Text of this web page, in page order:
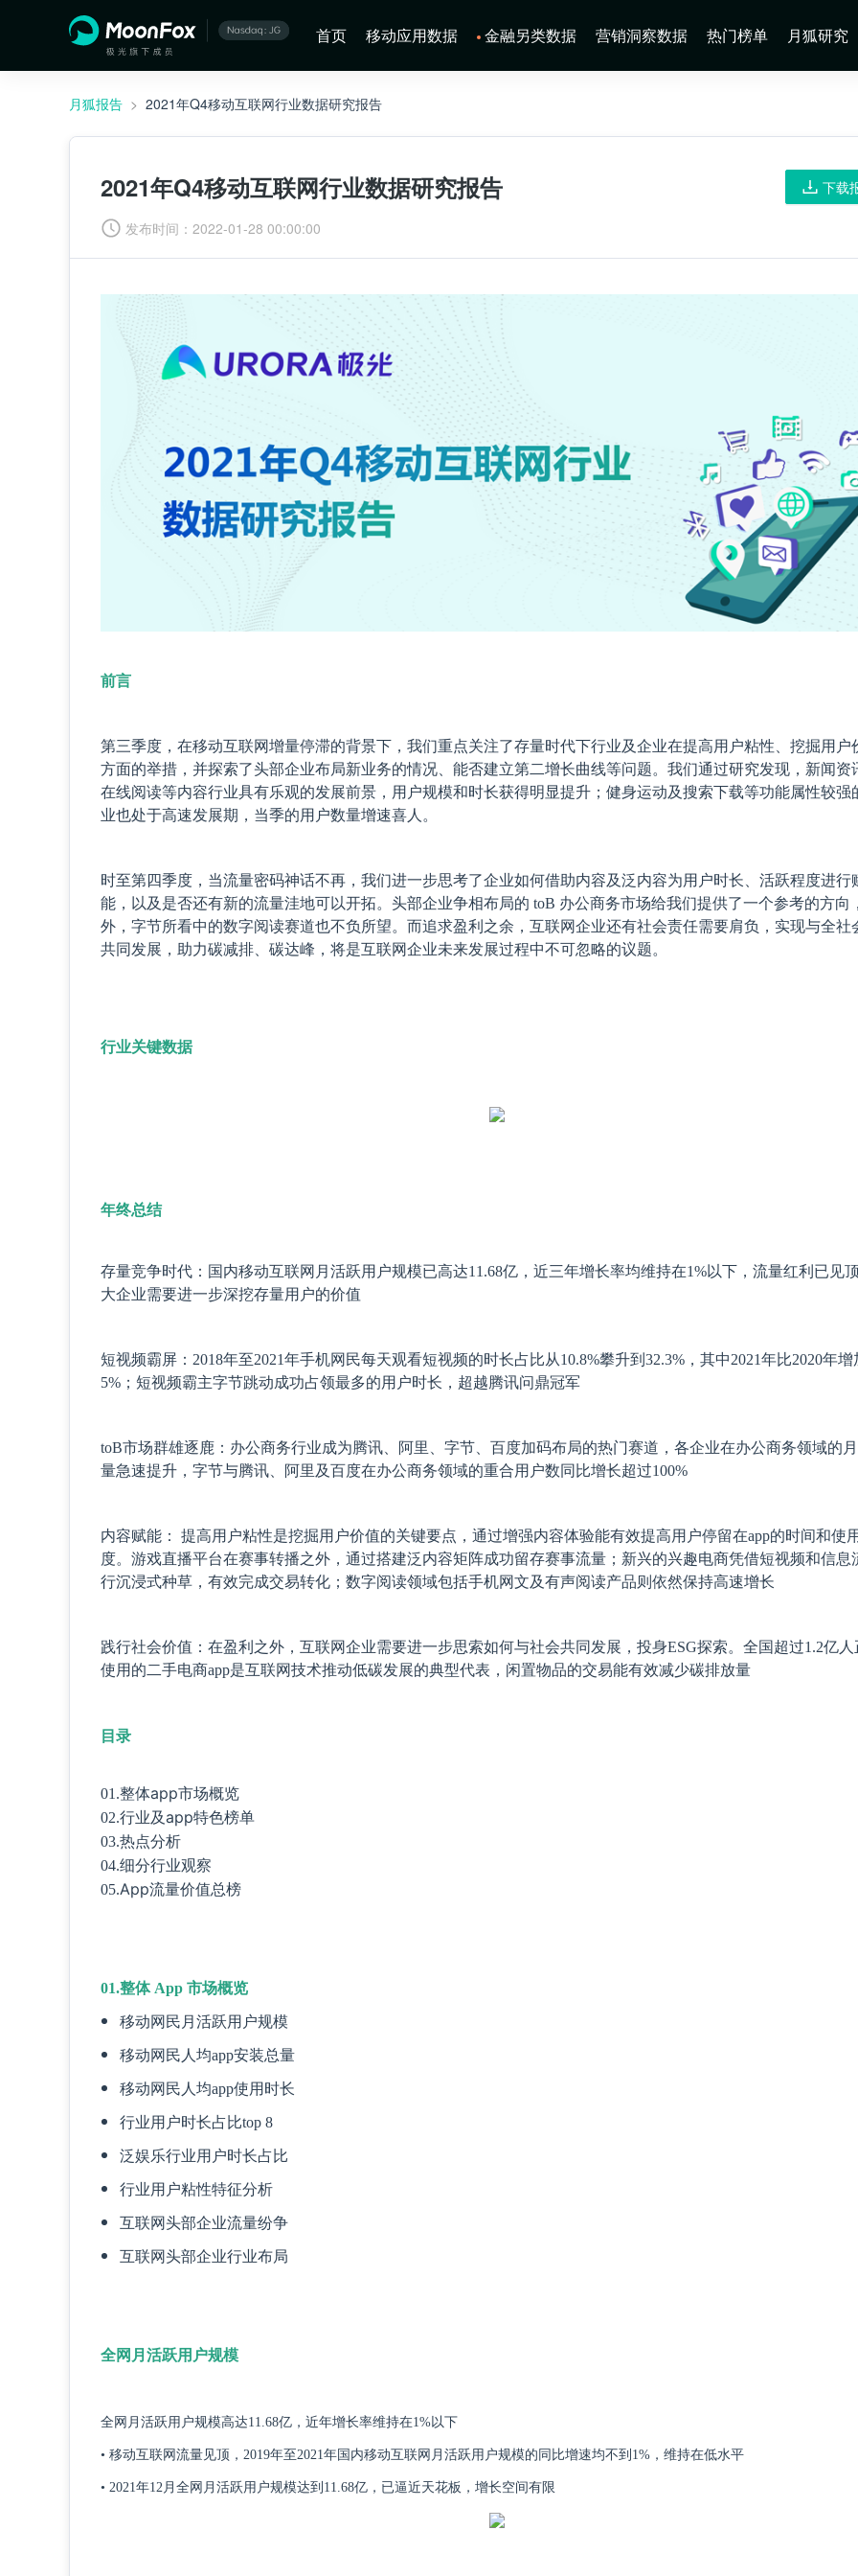
首页 移动应用数据 金融另类数据 营销洞察数据 热门榜单 月狐研究
月狐报告 > 2021年Q4移动互联网行业数据研究报告
2021年Q4移动互联网行业数据研究报告 下载
发布时间： 2022-01-28 00:00:00
前言
第三季度，在移动互联网增量停滞的背景下，我们重点关注了存量时代下行业及企业在提高用户粘性、挖掘用户
方面的举措，并探索了头部企业布局新业务的情况、能否建立第二增长曲线等问题。我们通过研究发现，新闻资
在线阅读等内容行业具有乐观的发展前景，用户规模和时长获得明显提升；健身运动及搜索下载等功能属性较强
业也处于高速发展期，当季的用户数量增速喜人。
时至第四季度，当流量密码神话不再，我们进一步思考了企业如何借助内容及泛内容为用户时长、活跃程度进行
能，以及是否还有新的流量洼地可以开拓。头部企业争相布局的 toB 办公商务市场给我们提供了一个参考的方向
外，字节所看中的数字阅读赛道也不负所望。而追求盈利之余，互联网企业还有社会责任需要肩负，实现与全社
共同发展，助力碳减排、碳达峰，将是互联网企业未来发展过程中不可忽略的议题。
行业关键数据
年终总结
存量竞争时代：国内移动互联网月活跃用户规模已高达11.68亿，近三年增长率均维持在1%以下，流量红利已见
大企业需要进一步深挖存量用户的价值
短视频霸屏：2018年至2021年手机网民每天观看短视频的时长占比从10.8%攀升到32.3%，其中2021年比2020年增
5%；短视频霸主字节跳动成功占领最多的用户时长，超越腾讯问鼎冠军
toB市场群雄逐鹿：办公商务行业成为腾讯、阿里、字节、百度加码布局的热门赛道，各企业在办公商务领域的
量急速提升，字节与腾讯、阿里及百度在办公商务领域的重合用户数同比增长超过100%
内容赋能： 提高用户粘性是挖掘用户价值的关键要点，通过增强内容体验能有效提高用户停留在app的时间和使
度。游戏直播平台在赛事转播之外，通过搭建泛内容矩阵成功留存赛事流量；新兴的兴趣电商凭借短视频和信息
行沉浸式种草，有效完成交易转化；数字阅读领域包括手机网文及有声阅读产品则依然保持高速增长
践行社会价值：在盈利之外，互联网企业需要进一步思索如何与社会共同发展，投身ESG探索。全国超过1.2亿人
使用的二手电商app是互联网技术推动低碳发展的典型代表，闲置物品的交易能有效减少碳排放量
目录
01.整体app市场概览
02.行业及app特色榜单
03.热点分析
04.细分行业观察
05.App流量价值总榜
01.整体 App 市场概览
移动网民月活跃用户规模
移动网民人均app安装总量
移动网民人均app使用时长
行业用户时长占比top 8
泛娱乐行业用户时长占比
行业用户粘性特征分析
互联网头部企业流量纷争
互联网头部企业行业布局
全网月活跃用户规模
全网月活跃用户规模高达11.68亿，近年增长率维持在1%以下
• 移动互联网流量见顶，2019年至2021年国内移动互联网月活跃用户规模的同比增速均不到1%，维持在低水平
• 2021年12月全网月活跃用户规模达到11.68亿，已逼近天花板，增长空间有限